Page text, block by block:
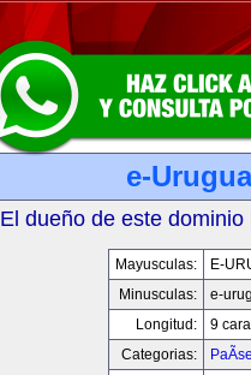
e-
El dueño de este
Mayusculas:
E-
Minusculas:
e-
Longitud:
9
Categorias: